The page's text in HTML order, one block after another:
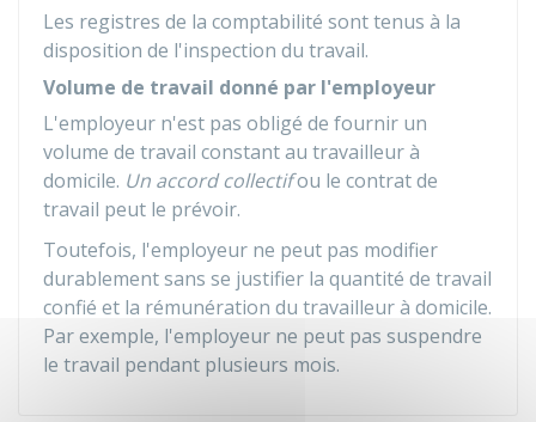
Les registres de la comptabilité sont tenus à la
disposition de l'inspection du travail.
Volume de travail donné par l'employeur
L'employeur n'est pas obligé de fournir un
volume de travail constant au travailleur à
domicile. Un accord collectifou le contrat de
travail peut le prévoir.
Toutefois, l'employeur ne peut pas modifier
durablement sans se justifier la quantité de travail
confié et la rémunération du travailleur à domicile.
Par exemple, l'employeur ne peut pas suspendre
le travail pendant plusieurs mois.